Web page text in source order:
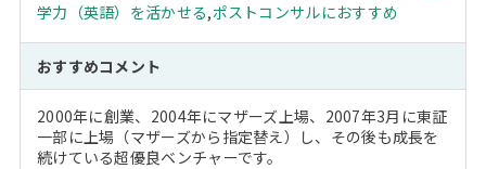
学力（英語）を活かせる,ポストコンサルにおすすめ
おすすめコメント
2000年に創業、2004年にマザーズ上場、2007年3月に東証
一部に上場（マザーズから指定替え）し、その後も成長を
続けている超優良ベンチャーです。